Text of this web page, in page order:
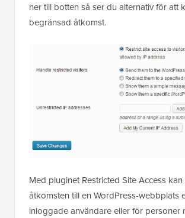
ner till botten så ser du alternativ för att
begränsad åtkomst.
Med pluginet Restricted Site Access
åtkomsten till en WordPress-webbplats
inloggade användare eller för personer